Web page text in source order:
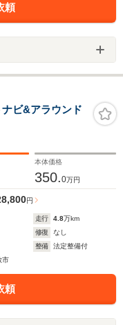
頼
ビ&アラウンド
本体価格
350.0万円
円
走行 4.8万km
修復
なし
整備
法定整備付
市
頼